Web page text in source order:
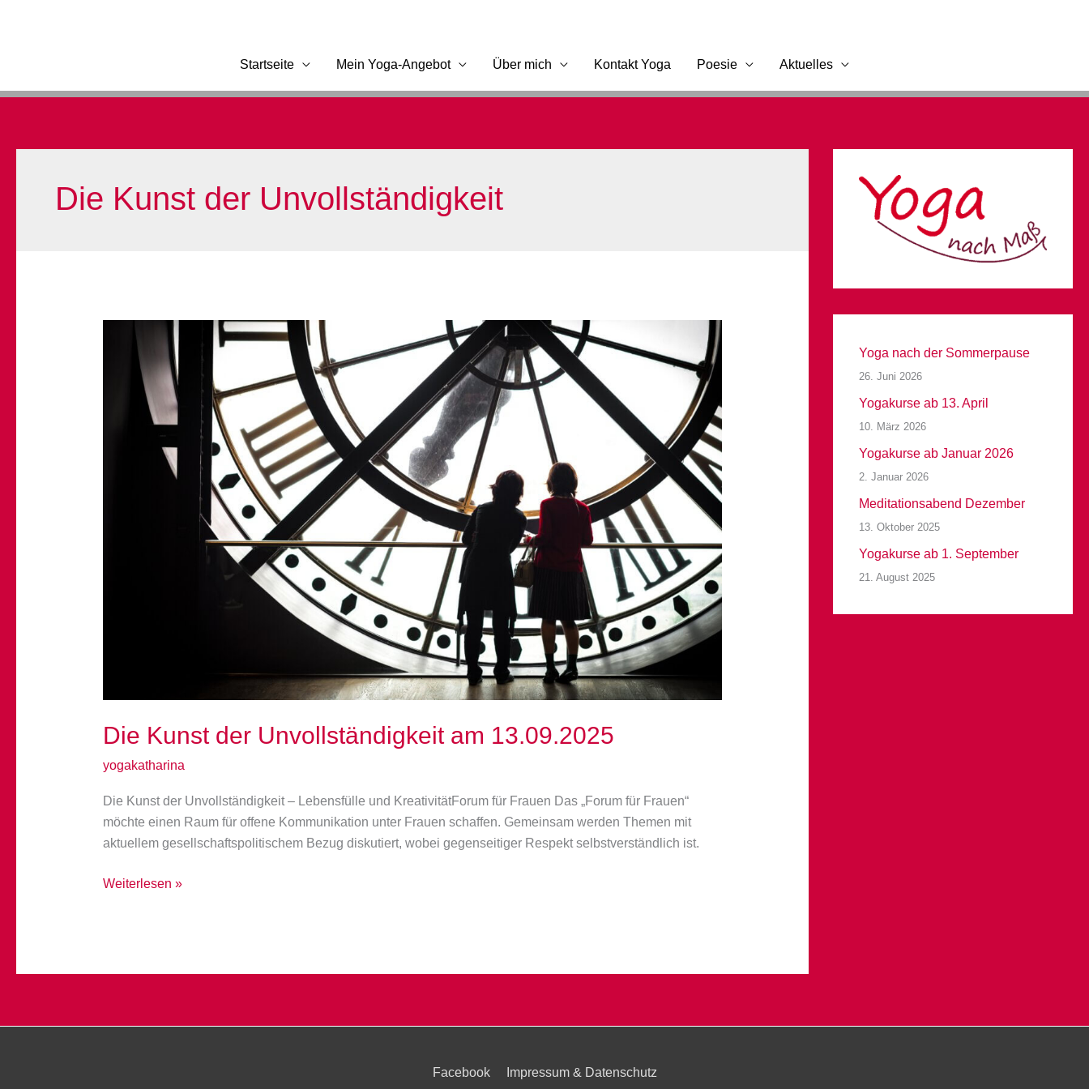
Startseite
Mein Yoga-Angebot Über mich Kontakt Yoga Poesie Aktuelles
Die Kunst der Unvollständigkeit
Die Kunst der Unvollständigkeit am 13.09.2025
yogakatharina
Die Kunst der Unvollständigkeit – Lebensfülle und KreativitätForum für Frauen Das „Forum für Frauen“
möchte einen Raum für offene Kommunikation unter Frauen schaffen. Gemeinsam werden Themen mit
aktuellem gesellschaftspolitischem Bezug diskutiert, wobei gegenseitiger Respekt selbstverständlich ist.
Die
Weiterlesen »
Yoga nach der Sommerpause
26. Juni 2026
Yogakurse ab 13. April
10. März 2026
Yogakurse ab Januar 2026
2. Januar 2026
Meditationsabend Dezember
13. Oktober 2025
Yogakurse ab 1. September
21. August 2025
Facebook Impressum & Datenschutz